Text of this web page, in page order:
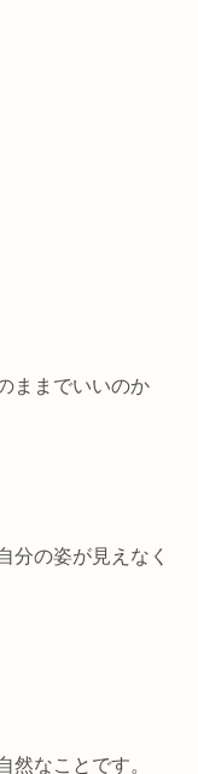
ままでいいのか
分の姿が見えなく
然なことです。